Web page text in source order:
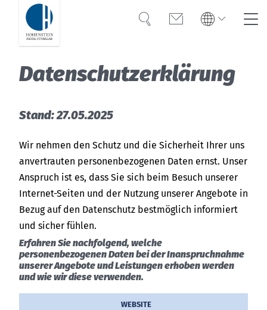
SucheKontakt
English Deutsch
Weiterbildung
Referenzen
Über uns
Da­ten­schutz­er­klä­rung
Stand: 27.05.2025
Wir nehmen den Schutz und die Sicherheit Ihrer uns
anvertrauten personenbezogenen Daten ernst. Unser
Anspruch ist es, dass Sie sich beim Besuch unserer
Internet-Seiten und der Nutzung unserer Angebote in
Bezug auf den Datenschutz bestmöglich informiert
und sicher fühlen.
Erfahren Sie nachfolgend, welche
personenbezogenen Daten bei der Inanspruchnahme
unserer Angebote und Leistungen erhoben werden
und wie wir diese verwenden.
WEBSITE